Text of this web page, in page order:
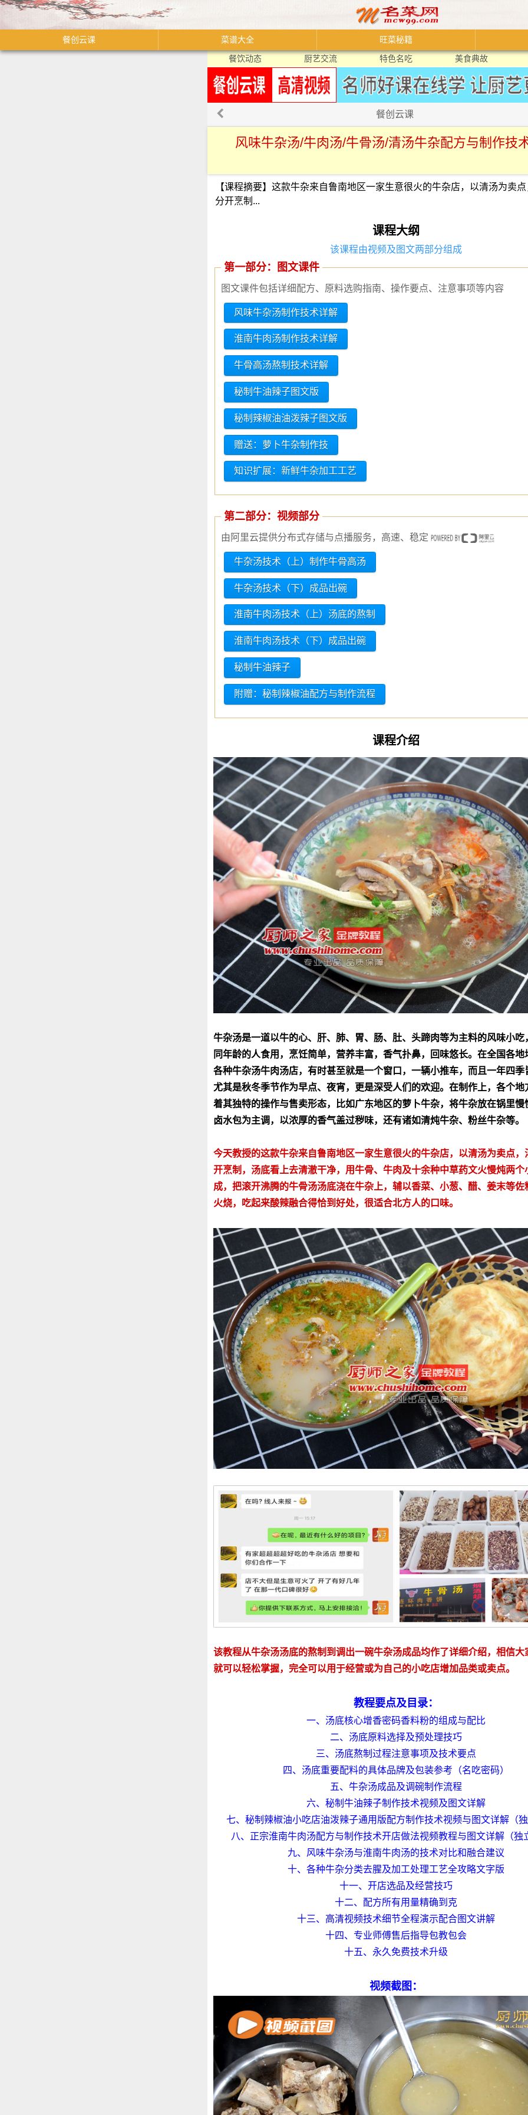
餐创云课 菜谱大全
旺菜秘籍
餐饮动态
厨艺交流 特色名吃 美食典故
餐创云课
风味牛杂汤/牛肉汤/牛骨汤/清汤牛杂配方与制作技
【课程摘要】这款牛杂来自鲁南地区一家生意很火的牛杂店，以清汤为卖
分开烹制...
课程大纲
该课程由视频及图文两部分组成
第一部分：图文课件
图文课件包括详细配方、原料选购指南、操作要点、注意事项等内容
风味牛杂汤制作技术详解
淮南牛肉汤制作技术详解
牛骨高汤熬制技术详解
秘制牛油辣子图文版
秘制辣椒油油泼辣子图文版
赠送：萝卜牛杂制作技
知识扩展：新鲜牛杂加工工艺
第二部分：视频部分
由阿里云提供分布式存储与点播服务，高速、稳定
牛杂汤技术（上）制作牛骨高汤
牛杂汤技术（下）成品出碗
淮南牛肉汤技术（上）汤底的熬制
淮南牛肉汤技术（下）成品出碗
秘制牛油辣子
附赠：秘制辣椒油配方与制作流程
课程介绍
牛杂汤是一道以牛的心、肝、肺、胃、肠、肚、头蹄肉等为主料的风味小吃
同年龄的人食用，烹饪简单，营养丰富，香气扑鼻，回味悠长。在全国各地
各种牛杂汤牛肉汤店，有时甚至就是一个窗口，一辆小推车，而且一年四季
尤其是秋冬季节作为早点、夜宵，更是深受人们的欢迎。在制作上，各个地
着其独特的操作与售卖形态，比如广东地区的萝卜牛杂，将牛杂放在锅里慢
卤水包为主调，以浓厚的香气盖过秽味，还有诸如清炖牛杂、粉丝牛杂等。
今天教授的这款牛杂来自鲁南地区一家生意很火的牛杂店，以清汤为卖点，
开烹制，汤底看上去清澈干净，用牛骨、牛肉及十余种中草药文火慢炖两个
成，把滚开沸腾的牛骨汤汤底浇在牛杂上，辅以香菜、小葱、醋、姜末等佐
火烧，吃起来酸辣融合得恰到好处，很适合北方人的口味。
该教程从牛杂汤汤底的熬制到调出一碗牛杂汤成品均作了详细介绍，相信大
就可以轻松掌握，完全可以用于经营或为自己的小吃店增加品类或卖点。
教程要点及目录：
一、汤底核心增香密码香料粉的组成与配比
二、汤底原料选择及预处理技巧
三、汤底熬制过程注意事项及技术要点
四、汤底重要配料的具体品牌及包装参考（名吃密码）
五、牛杂汤成品及调碗制作流程
六、秘制牛油辣子制作技术视频及图文详解
七、秘制辣椒油小吃店油泼辣子通用版配方制作技术视频与图文详解（
八、正宗淮南牛肉汤配方与制作技术开店做法视频教程与图文详解（独
九、风味牛杂汤与淮南牛肉汤的技术对比和融合建议
十、各种牛杂分类去腥及加工处理工艺全攻略文字版
十一、开店选品及经营技巧
十二、配方所有用量精确到克
十三、高清视频技术细节全程演示配合图文讲解
十四、专业师傅售后指导包教包会
十五、永久免费技术升级
视频截图：